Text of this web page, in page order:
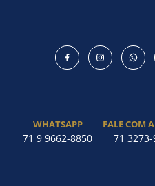
WHATSAPP
71 9 9662-8850
FALE COM
71